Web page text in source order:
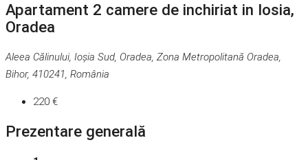
Apartament 2 camere de inchiriat in Iosia,
Oradea
Aleea Călinului, Ioșia Sud, Oradea, Zona Metropolitană Oradea,
Bihor, 410241, România
220 €
Prezentare generală